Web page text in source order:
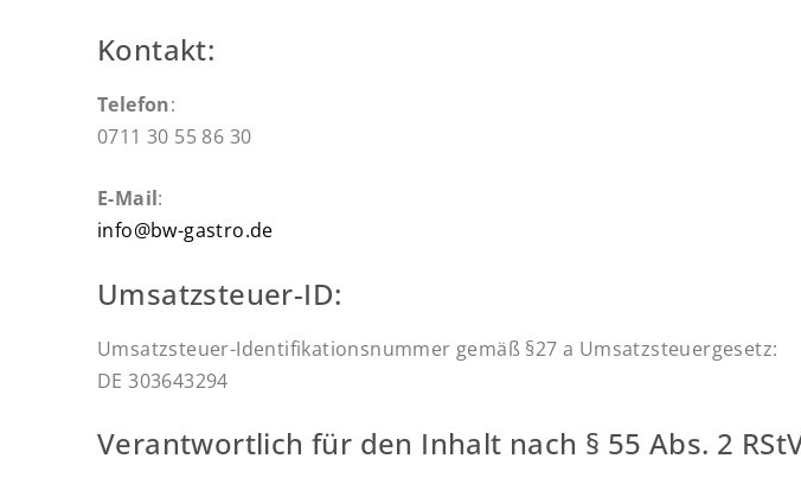
Kontakt:
Telefon:
0711 30 55 86 30
E-Mail:
info@bw-gastro.de
Umsatzsteuer-ID:
Umsatzsteuer-Identifikationsnummer gemäß §27 a Umsatzsteuergesetz:
DE 303643294
Verantwortlich für den Inhalt nach § 55 Abs. 2